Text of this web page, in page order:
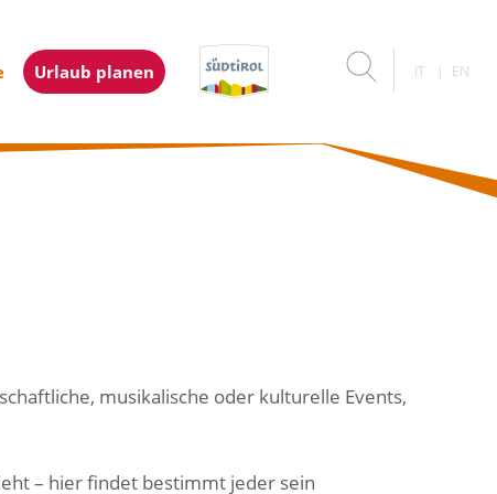
Urlaub planen IT EN
musikalische oder kulturelle Events,
– hier findet bestimmt jeder sein